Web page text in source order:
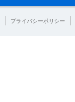
プライバシーポリシー